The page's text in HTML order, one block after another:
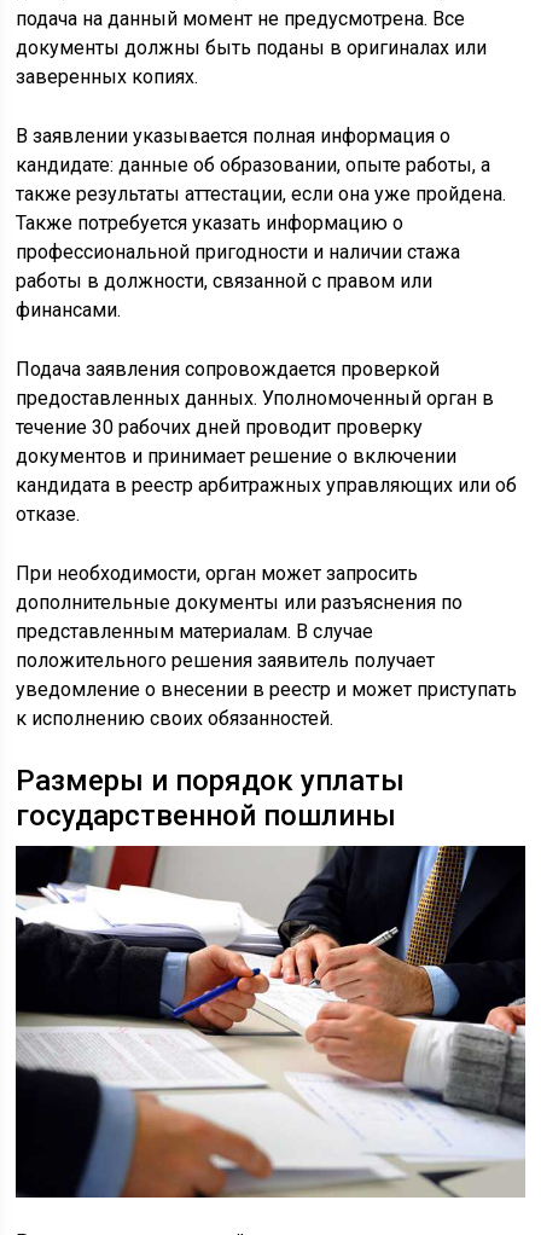
подача на данный момент не предусмотрена. Все
документы должны быть поданы в оригиналах или
заверенных копиях.
В заявлении указывается полная информация о
кандидате: данные об образовании, опыте работы, а
также результаты аттестации, если она уже пройдена.
Также потребуется указать информацию о
профессиональной пригодности и наличии стажа
работы в должности, связанной с правом или
финансами.
Подача заявления сопровождается проверкой
предоставленных данных. Уполномоченный орган в
течение 30 рабочих дней проводит проверку
документов и принимает решение о включении
кандидата в реестр арбитражных управляющих или об
отказе.
При необходимости, орган может запросить
дополнительные документы или разъяснения по
представленным материалам. В случае
положительного решения заявитель получает
уведомление о внесении в реестр и может приступать
к исполнению своих обязанностей.
Размеры и порядок уплаты
государственной пошлины